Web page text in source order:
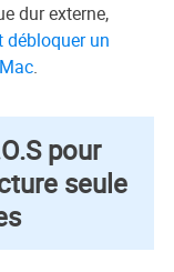
dur externe,
débloquer un
.
pour
seule